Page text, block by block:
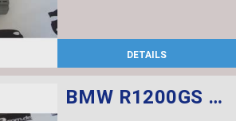
DETAILS
BMW R1200GS Federbein vorn ESA